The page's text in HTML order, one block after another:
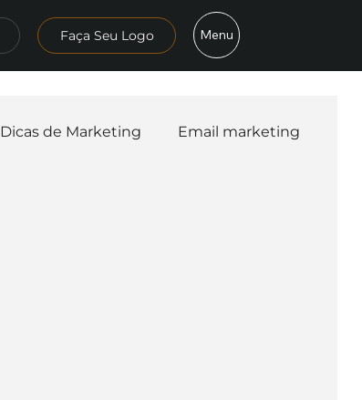
Faça Seu Logo Menu
Dicas de Marketing Email marketing